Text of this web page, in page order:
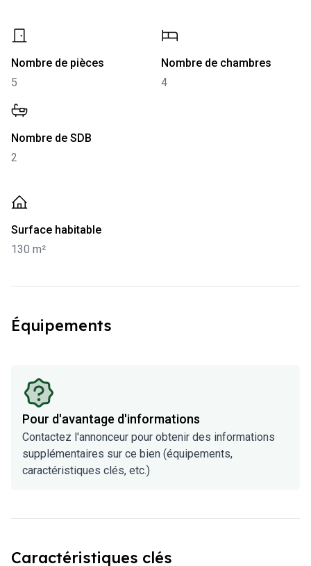
Nombre de pièces
5
Nombre de chambres
4
Nombre de SDB
2
Surface habitable-
130 m²
Équipements
Pour d'avantage d'informations
Contactez l'annonceur pour obtenir des informations
supplémentaires sur ce bien (équipements,
caractéristiques clés, etc.)
Caractéristiques clés